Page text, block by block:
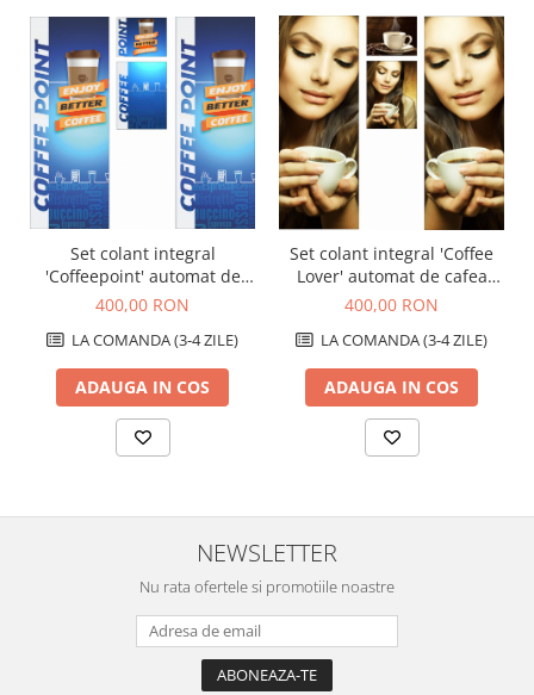
Set colant integral
'Coffeepoint' automat de
cafea boabe Necta Kikko
400,00 RON
LA COMANDA (3-4 ZILE)
ADAUGA IN COS
Set colant integral 'Coffee
Lover' automat de cafea
boabe Necta Kikko
400,00 RON
LA COMANDA (3-4 ZILE)
ADAUGA IN COS
NEWSLETTER
Nu rata ofertele si promotiile noastre